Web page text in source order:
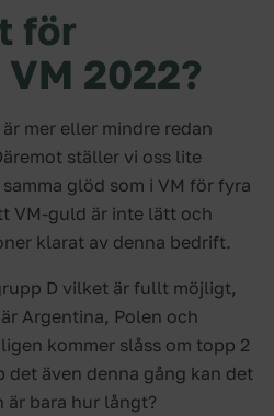
för
2022?
mer eller mindre redan
ställer vi oss lite
glöd som i VM för fyra
VM-guld är inte lätt och
klarat av denna bedrift.
D vilket är fullt möjligt,
Argentina, Polen och
kommer slåss om topp 2
det även denna gång kan det
bara hur långt?